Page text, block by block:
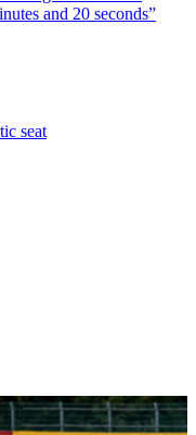
and 20 seconds”
seat